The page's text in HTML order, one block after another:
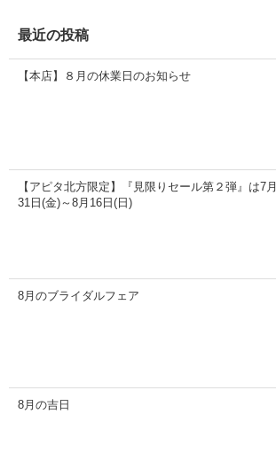
ブ
最近の投稿
【本店】８月の休業日のお知らせ
【アピタ北方限定】『見限りセール第２弾』は7月
31日(金)～8月16日(日)
8月のブライダルフェア
8月の吉日